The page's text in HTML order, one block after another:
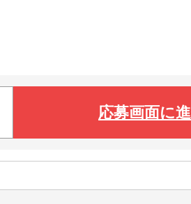
応募画面に